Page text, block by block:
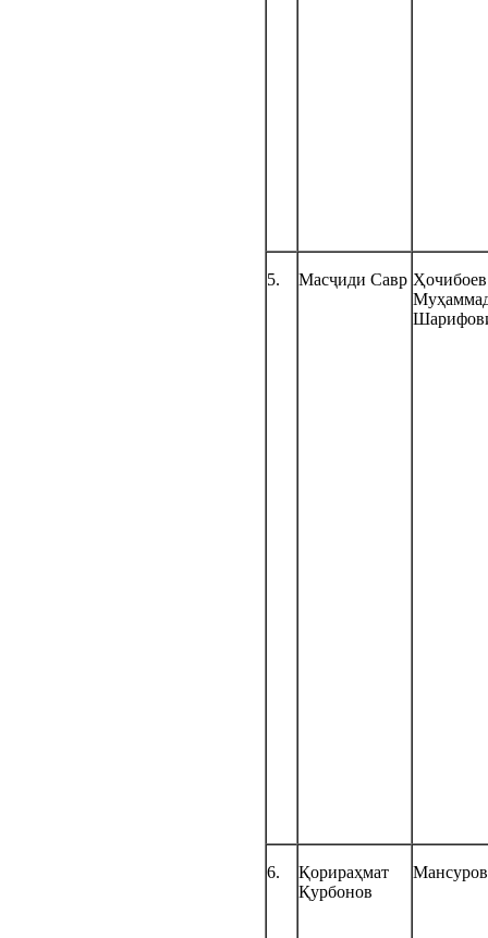
5. Масҷиди Савр Ҳочибоев
6.
Қорираҳмат
Қурбонов